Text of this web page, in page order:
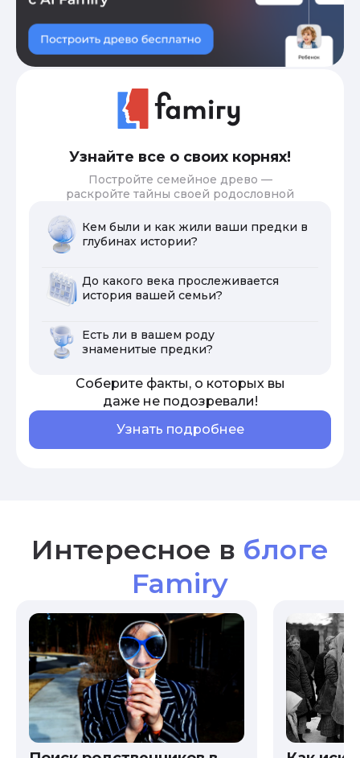
Узнайте все о своих корнях!
Постройте семейное древо —
раскройте тайны своей родословной
Кем были и как жили ваши предки в
глубинах истории?
До какого века прослеживается
история вашей семьи?
Есть ли в вашем роду
знаменитые предки?
Соберите факты, о которых вы
даже не подозревали!
Узнать подробнее
Интересное в блоге
Famiry